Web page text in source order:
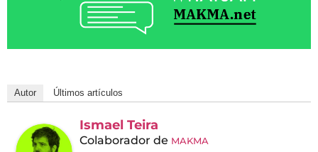
Autor Últimos artículos
Ismael Teira
Colaborador de MAKMA